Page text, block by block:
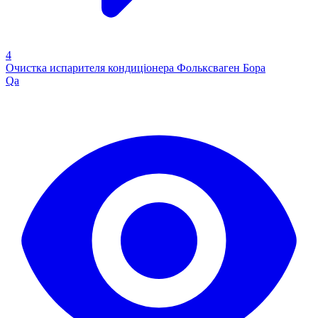
4
Очистка испарителя кондиціонера Фольксваген Бора
Qa